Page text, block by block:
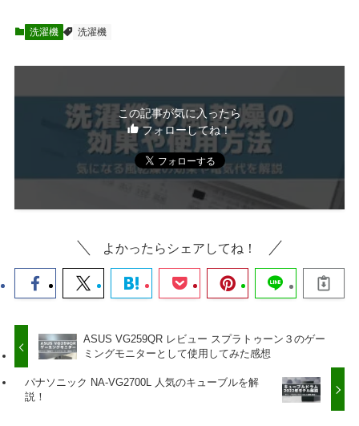
洗濯機 洗濯機
この記事が気に入ったら
フォローしてね！
よかったらシェアしてね！
ASUS VG259QR レビュー スプラトゥーン３のゲー
ミングモニターとして使用してみた感想
パナソニック NA-VG2700L 人気のキューブルを解
説！